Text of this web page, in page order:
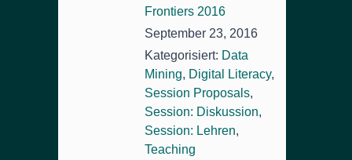
Frontiers 2016
September 23, 2016
Kategorisiert: Data
Mining, Digital Literacy,
Session Proposals,
Session: Diskussion,
Session: Lehren,
Teaching